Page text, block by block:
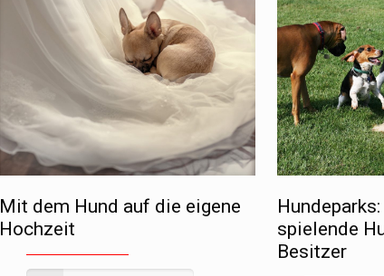
Mit dem Hund auf die eigene
Hochzeit
spielende
Besitzer